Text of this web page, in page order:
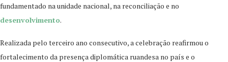
fundamentado na unidade nacional, na reconciliação e no
desenvolvimento.
Realizada pelo terceiro ano consecutivo, a celebração reafirmou o
fortalecimento da presença diplomática ruandesa no país e o